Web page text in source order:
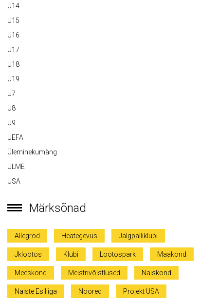
U14
U15
U16
U17
U18
U19
U7
U8
U9
UEFA
Üleminekumäng
ULME
USA
Märksõnad
Allegrod Heategevus Jalgpalliklubi
Jklootos Klubi Lootospark Maakond
Meeskond Meistrivõistlused Naiskond
Naiste Esiliiga Noored Projekt USA